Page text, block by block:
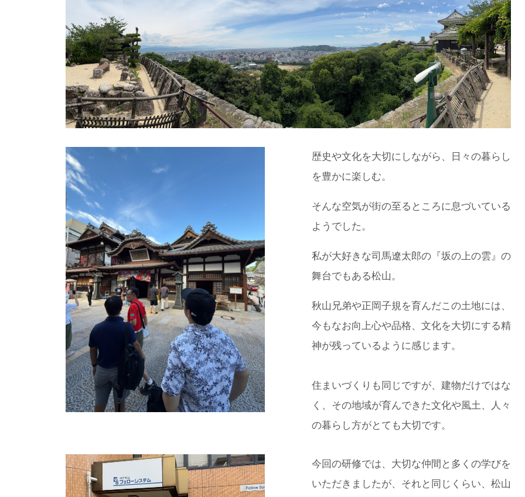
歴史や文化を大切にしながら、日々の暮らし
を豊かに楽しむ。
そんな空気が街の至るところに息づいている
ようでした。
私が大好きな司馬遼太郎の『坂の上の雲』の
舞台でもある松山。
秋山兄弟や正岡子規を育んだこの土地には、
今もなお向上心や品格、文化を大切にする精
神が残っているように感じます。
住まいづくりも同じですが、建物だけではな
く、その地域が育んできた文化や風土、人々
の暮らし方がとても大切です。
今回の研修では、大切な仲間と多くの学びを
いただきましたが、それと同じくらい、松山